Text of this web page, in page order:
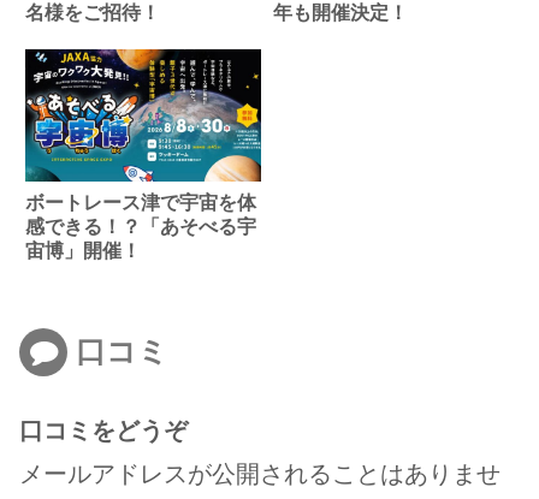
名様をご招待！ 年も開催決定！
ボートレース津で宇宙を体
感できる！？「あそべる宇
宙博」開催！
口コミ
口コミをどうぞ
メールアドレスが公開されることはありませ